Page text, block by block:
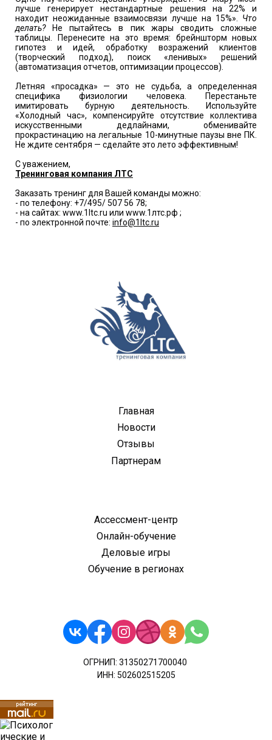
лучше генерирует нестандартные решения на 22% и
находит неожиданные взаимосвязи лучше на 15%». Что
делать?Не пытайтесь в пик жары сводить сложные
таблицы. Перенесите на это время: брейншторм новых
гипотез и идей, обработку возражений клиентов
(творческий подход), поиск «ленивых» решений
(автоматизация отчетов, оптимизации процессов).
Летняя «просадка» — это не судьба, а определенная
специфика физиологии человека. Перестаньте
имитировать бурную деятельность. Используйте
«Холодный час», компенсируйте отсутствие коллектива
искусственными дедлайнами, обменивайте
прокрастинацию на легальные 10-минутные паузы вне ПК.
Не ждите сентября — сделайте это лето эффективным!
С уважением,
Тренинговая компания ЛТС
Заказать тренинг для Вашей команды можно:
- по телефону: +7/495/ 507 56 78;
- на сайтах: www.1ltc.ru или www.1лтс.рф ;
- по электронной почте: info@1ltc.ru
Главная
Новости
Отзывы
Партнерам
Ассессмент-центр
Онлайн-обучение
Деловые игры
Обучение в регионах
ОГРНИП: 31350271700040
ИНН: 502602515205